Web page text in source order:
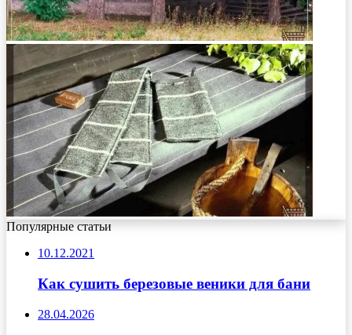
Популярные статьи
10.12.2021
Как сушить березовые веники для бани
28.04.2026